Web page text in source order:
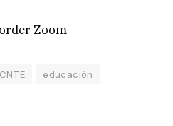
Zoom
CNTE
educación